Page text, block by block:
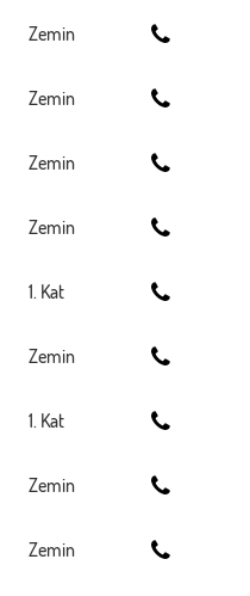
Zemin
Zemin
Zemin
Zemin
1. Kat
Zemin
1. Kat
Zemin
Zemin